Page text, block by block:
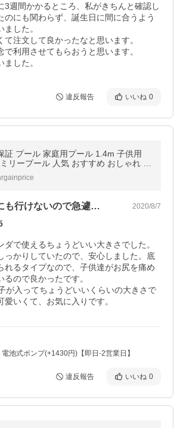
3週間かかるところ、私がきちんと確認し
のにも関わらず、誕生日に間に合うよう
した。
て注文して良かったなと思います。
で利用させてもらおうと思います。
した。
違反報告 いいね 0
証 プール 家庭用プール 1.4m 子供用
リープール 人気 おすすめ おしゃれ 自
ベランダ 中型 クッション性 水遊び 送
も行けないので急遽… 2020/8/7
ダで使えるちょうどいい大きさでした。
っかりしていたので、安心しました。底
れるタイプなので、子供達がお尻を痛め
るので良かったです。
が入ってちょうどいいくらいの大きさで
愛いくて、お気に入りです。
池式ポンプ(+1430円)【即日-2営業日】
違反報告 いいね 0